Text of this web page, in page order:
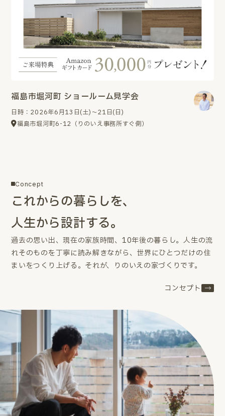
福島市堀河町 ショールーム見学会
日時：2026年6月13日(土)～21日(日)
福島市堀河町6-12（りのいえ事務所すぐ側）
Concept
これからの暮らしを、
人生から設計する。
過去の思い出、現在の家族時間、10年後の暮らし。人生の流
れそのものを丁寧に読み解きながら、世界にひとつだけの住
まいをつくり上げる。 それが、りのいえの家づくりです。
コンセプト